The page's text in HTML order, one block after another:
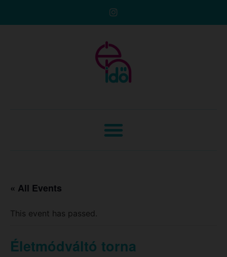
« All Events
This event has passed.
Életmódváltó torna